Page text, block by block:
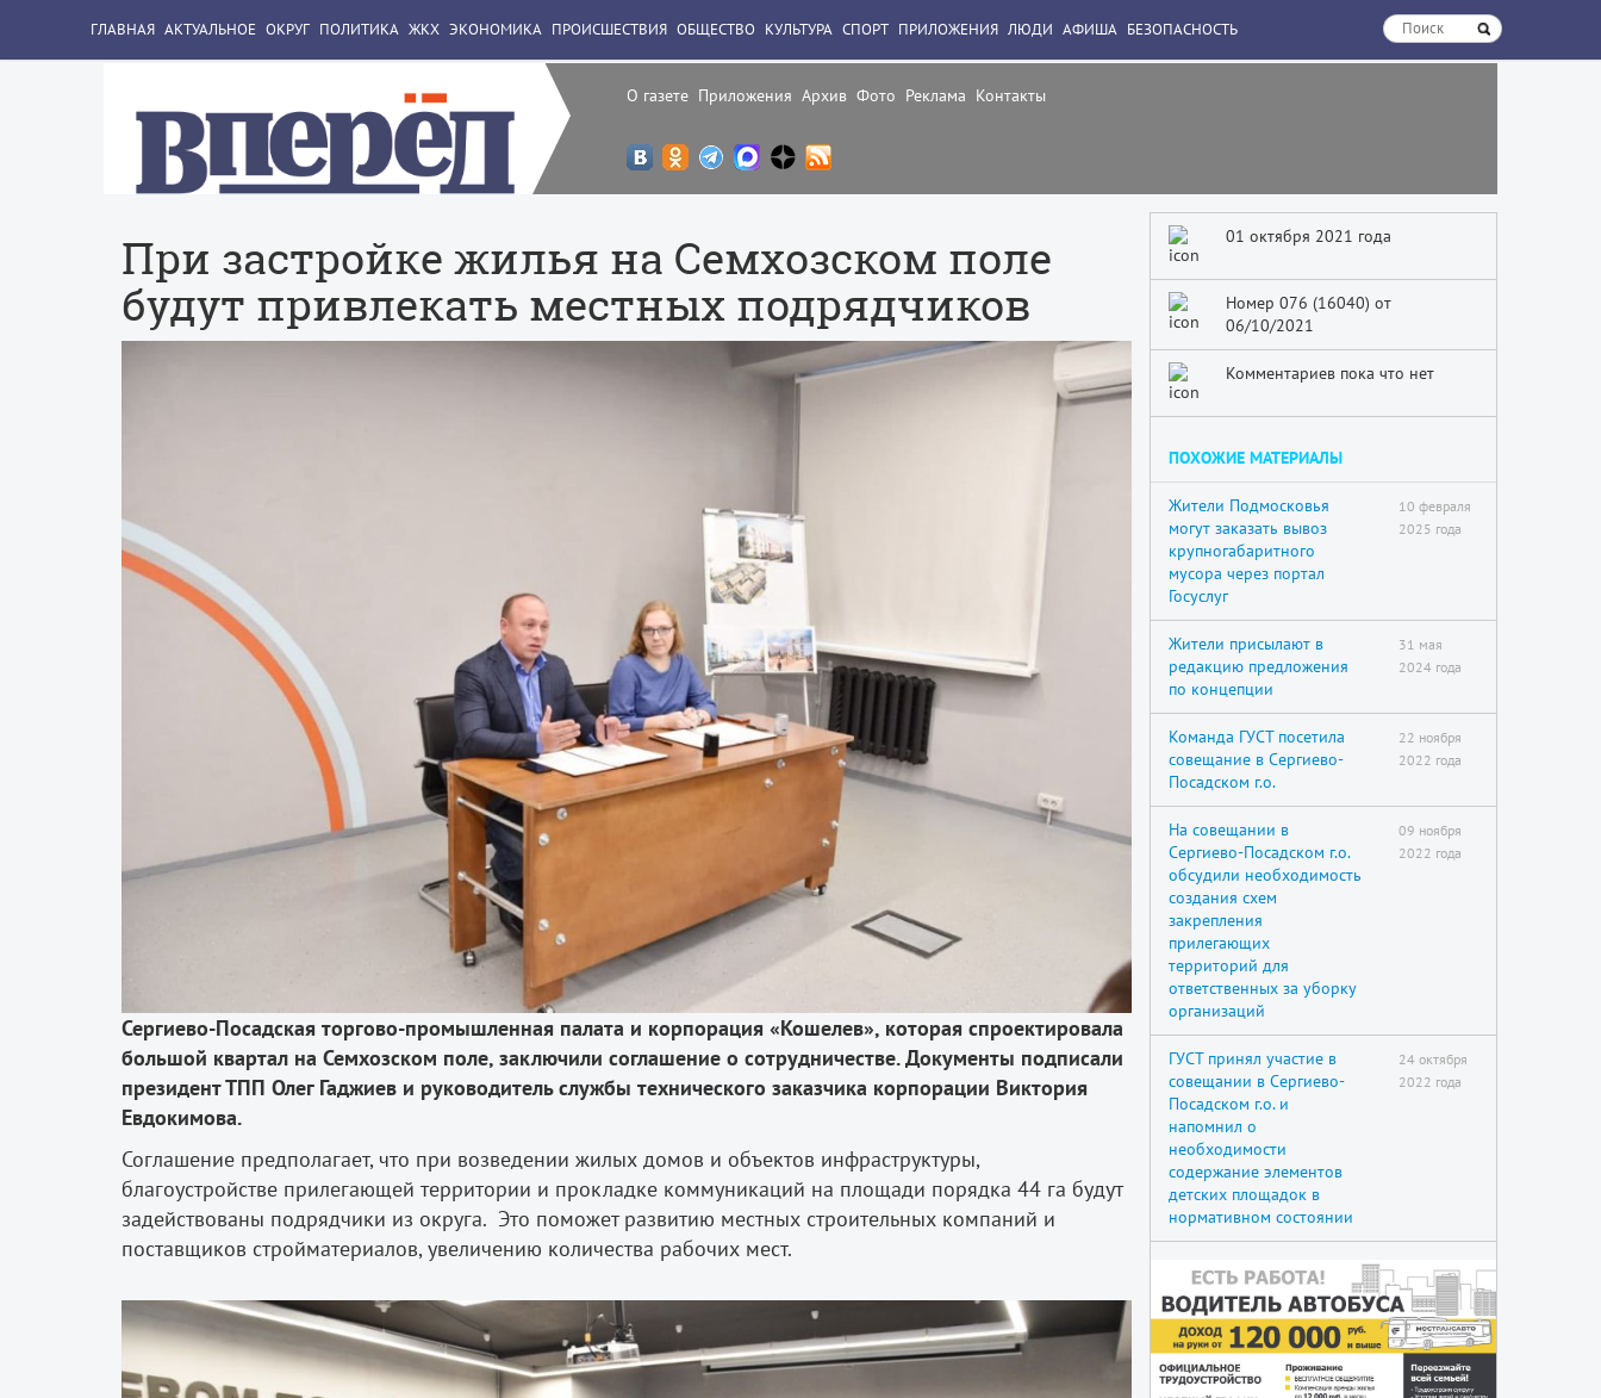
О газете Приложения Архив Фото Реклама Контакты
ГЛАВНАЯ АКТУАЛЬНОЕ ОКРУГ ПОЛИТИКА ЖКХ ЭКОНОМИКА ПРОИСШЕСТВИЯ ОБЩЕСТВО КУЛЬТУРА СПОРТ ПРИЛОЖЕНИЯ ЛЮДИ АФИША БЕЗОПАСНОСТЬ
При застройке жилья на Семхозском поле
будут привлекать местных подрядчиков
Сергиево-Посадская торгово-промышленная палата и корпорация «Кошелев», которая спроектировала
большой квартал на Семхозском поле, заключили соглашение о сотрудничестве. Документы подписали
президент ТПП Олег Гаджиев и руководитель службы технического заказчика корпорации Виктория
Евдокимова.
Соглашение предполагает, что при возведении жилых домов и объектов инфраструктуры,
благоустройстве прилегающей территории и прокладке коммуникаций на площади порядка 44 га будут
задействованы подрядчики из округа. Это поможет развитию местных строительных компаний и
поставщиков стройматериалов, увеличению количества рабочих мест.
01 октября 2021 года
Номер 076 (16040) от
06/10/2021
Комментариев пока что нет
ПОХОЖИЕ МАТЕРИАЛЫ
Жители Подмосковья
могут заказать вывоз
крупногабаритного
мусора через портал
Госуслуг
10 февраля
2025 года
Жители присылают в
редакцию предложения
по концепции
31 мая
2024 года
Команда ГУСТ посетила
совещание в Сергиево-
Посадском г.о.
22 ноября
2022 года
На совещании в
Сергиево-Посадском г.о.
обсудили необходимость
создания схем
закрепления
прилегающих
территорий для
ответственных за уборку
организаций
09 ноября
2022 года
ГУСТ принял участие в
совещании в Сергиево-
Посадском г.о. и
напомнил о
необходимости
содержание элементов
детских площадок в
нормативном состоянии
24 октября
2022 года